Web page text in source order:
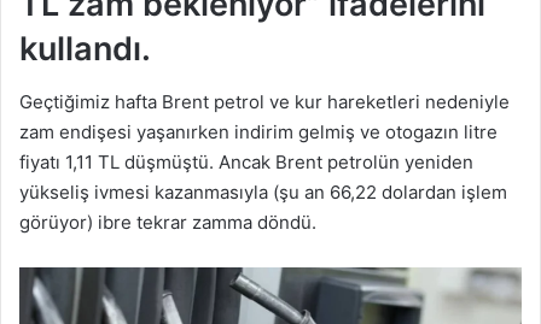
kullandı.
Geçtiğimiz hafta Brent petrol ve kur hareketleri nedeniyle
zam endişesi yaşanırken indirim gelmiş ve otogazın litre
fiyatı 1,11 TL düşmüştü. Ancak Brent petrolün yeniden
yükseliş ivmesi kazanmasıyla (şu an 66,22 dolardan işlem
görüyor) ibre tekrar zamma döndü.